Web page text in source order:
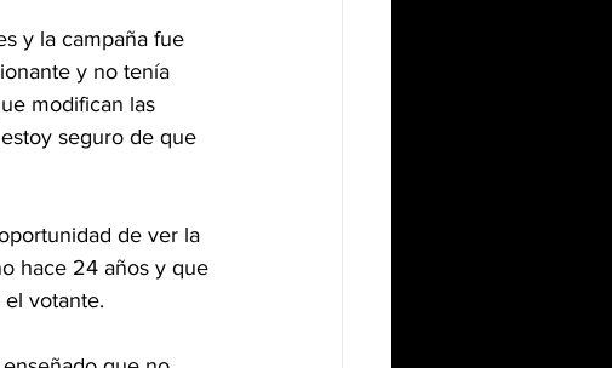
y la campaña fue
y no tenía
modifican las
seguro de que
de ver la
hace 24 años y que
votante.